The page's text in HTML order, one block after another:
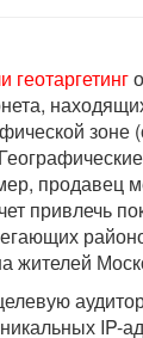
геотаргетинг
зоне
продавец
привлечь
жителей
IP-